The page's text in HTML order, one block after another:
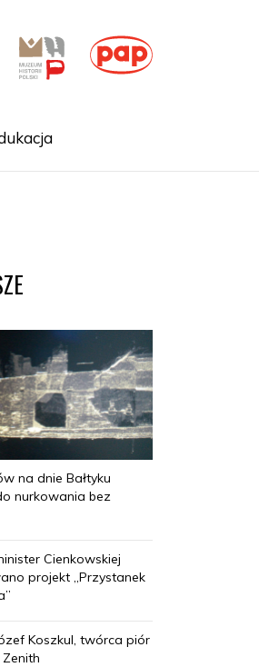
na dnie Bałtyku
nurkowania bez
Cienkowskiej
projekt „Przystanek
Koszkul, twórca piór